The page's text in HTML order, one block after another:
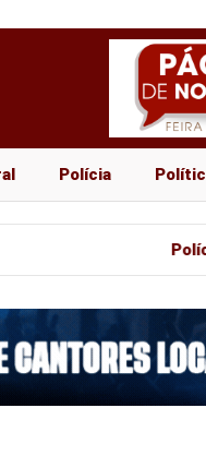
Polícia
Duas